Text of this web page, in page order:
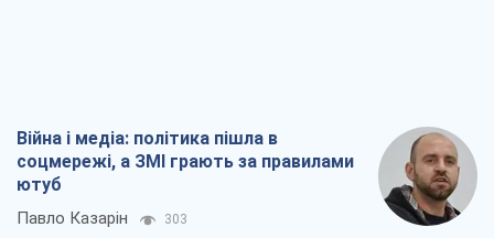
Війна і медіа: політика пішла в
соцмережі, а ЗМІ грають за правилами
ютуб
Павло Казарін 303